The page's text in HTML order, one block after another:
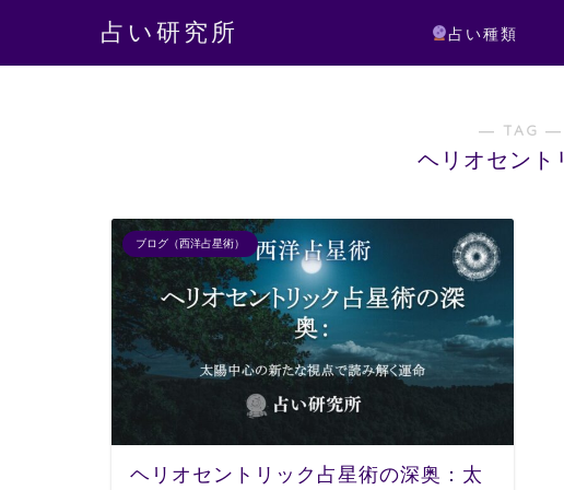
占い研究所 占い種類
― TAG ―
ヘリオセント
ブログ（西洋占星術）
ヘリオセントリック占星術の深奥：太